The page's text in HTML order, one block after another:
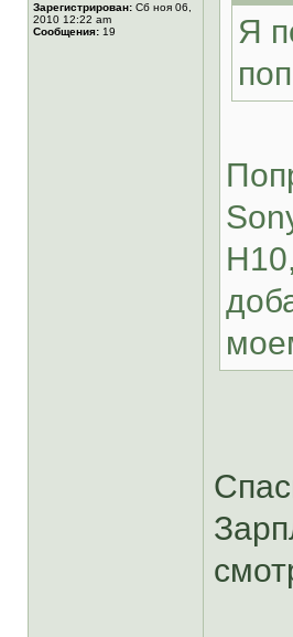
Зарегистрирован: Сб ноя 06,
2010 12:22 am
Сообщения: 19
Я